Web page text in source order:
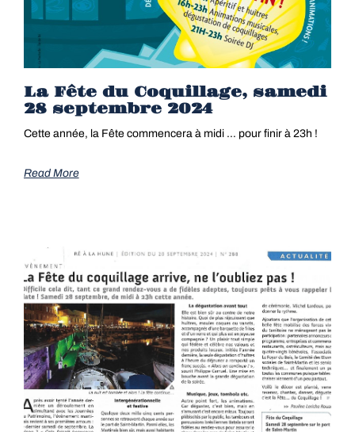
La Fête du Coquillage, samedi
28 septembre 2024
Cette année, la Fête commencera à midi … pour finir à 23h !
Read More